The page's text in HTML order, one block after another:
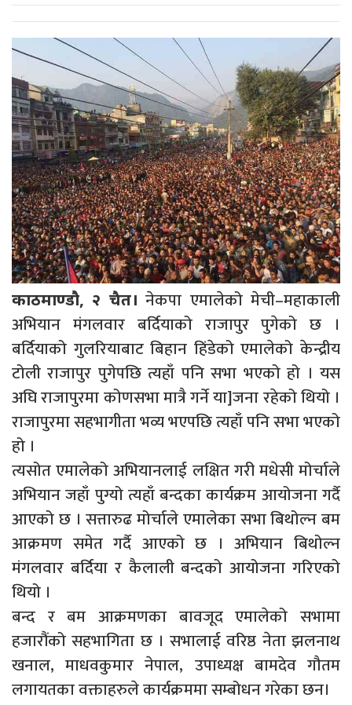
काठमाण्डौ, २ चैत। नेकपा एमालेको मेची–महाकाली
अभियान मंगलवार बर्दियाको राजापुर पुगेको छ ।
बर्दियाको गुलरियाबाट बिहान हिंडेको एमालेको केन्द्रीय
टोली राजापुर पुगेपछि त्यहाँ पनि सभा भएको हो । यस
अघि राजापुरमा कोणसभा मात्रै गर्ने या]जना रहेको थियो ।
राजापुरमा सहभागीता भव्य भएपछि त्यहाँ पनि सभा भएको
हो ।
त्यसोत एमालेको अभियानलाई लक्षित गरी मधेसी मोर्चाले
अभियान जहाँ पुग्यो त्यहाँ बन्दका कार्यक्रम आयोजना गर्दै
आएको छ । सत्तारुढ मोर्चाले एमालेका सभा बिथोल्न बम
आक्रमण समेत गर्दै आएको छ । अभियान बिथोल्न
मंगलवार बर्दिया र कैलाली बन्दको आयोजना गरिएको
थियो ।
बन्द र बम आक्रमणका बावजूद एमालेको सभामा
हजारौंको सहभागिता छ । सभालाई वरिष्ठ नेता झलनाथ
खनाल, माधवकुमार नेपाल, उपाध्यक्ष बामदेव गौतम
लगायतका वक्ताहरुले कार्यक्रममा सम्बोधन गरेका छन।